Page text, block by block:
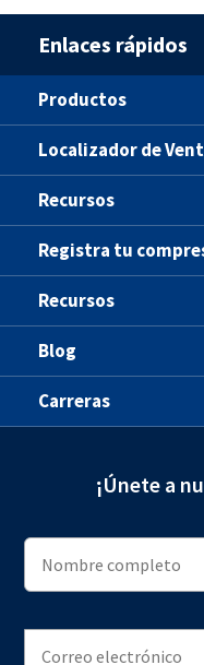
Enlaces rápidos
Productos
Localizador de
Recursos
Registra tu
Recursos
Blog
Carreras
¡Únete a